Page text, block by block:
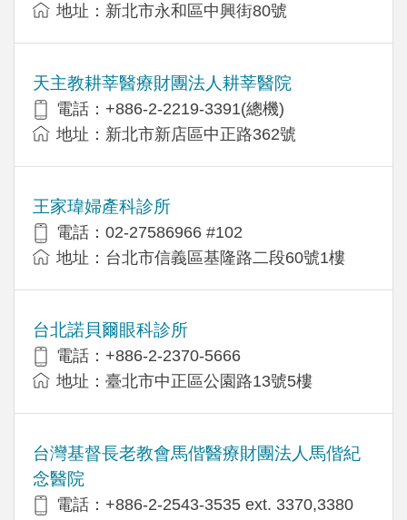
地址：新北市永和區中興街80號
天主教耕莘醫療財團法人耕莘醫院
電話：+886-2-2219-3391(總機)
地址：新北市新店區中正路362號
王家瑋婦產科診所
電話：02-27586966 #102
地址：台北市信義區基隆路二段60號1樓
台北諾貝爾眼科診所
電話：+886-2-2370-5666
地址：臺北市中正區公園路13號5樓
台灣基督長老教會馬偕醫療財團法人馬偕紀
念醫院
電話：+886-2-2543-3535 ext. 3370,3380